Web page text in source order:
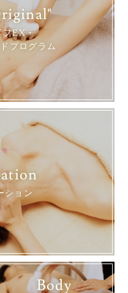
フEX・
プログラム
ション
Body